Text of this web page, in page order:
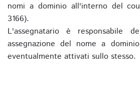
nomi a dominio all'interno del
3166).
L'assegnatario è responsabile
assegnazione del nome a
eventualmente attivati sullo stesso.